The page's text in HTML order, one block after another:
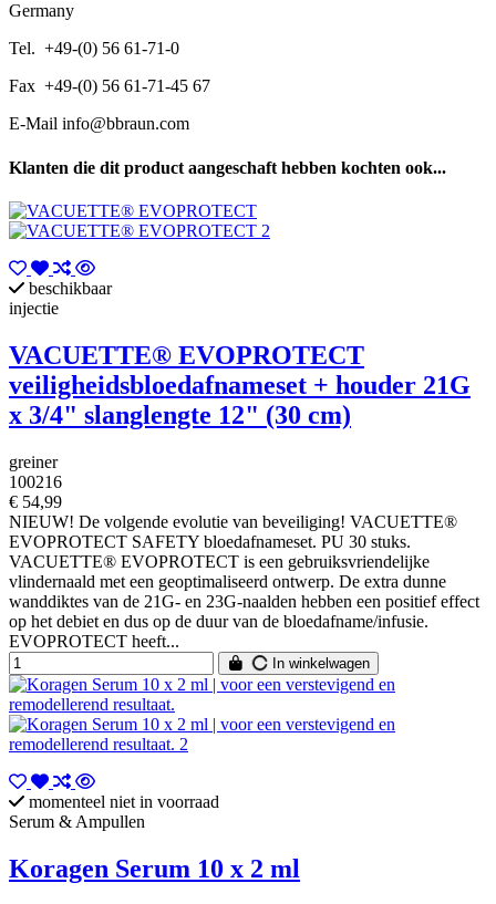
Germany
Tel. +49-(0) 56 61-71-0
Fax +49-(0) 56 61-71-45 67
E-Mail info@bbraun.com
Klanten die dit product aangeschaft hebben kochten ook...
beschikbaar
injectie
VACUETTE® EVOPROTECT
veiligheidsbloedafnameset + houder 21G
x 3/4" slanglengte 12" (30 cm)
greiner
100216
€ 54,99
NIEUW! De volgende evolutie van beveiliging! VACUETTE®
EVOPROTECT SAFETY bloedafnameset. PU 30 stuks.
VACUETTE® EVOPROTECT is een gebruiksvriendelijke
vlindernaald met een geoptimaliseerd ontwerp. De extra dunne
wanddiktes van de 21G- en 23G-naalden hebben een positief effect
op het debiet en dus op de duur van de bloedafname/infusie.
EVOPROTECT heeft...
In winkelwagen
momenteel niet in voorraad
Serum & Ampullen
Koragen Serum 10 x 2 ml